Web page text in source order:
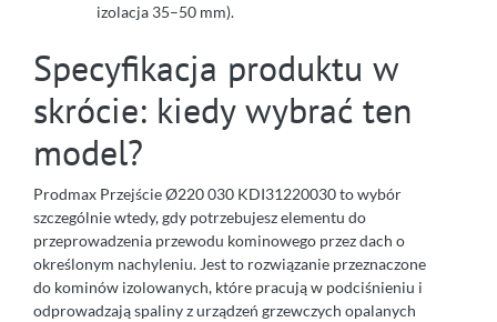
izolacja 35–50 mm).
Specyfikacja produktu w
skrócie: kiedy wybrać ten
model?
Prodmax Przejście Ø220 030 KDI31220030 to wybór
szczególnie wtedy, gdy potrzebujesz elementu do
przeprowadzenia przewodu kominowego przez dach o
określonym nachyleniu. Jest to rozwiązanie przeznaczone
do kominów izolowanych, które pracują w podciśnieniu i
odprowadzają spaliny z urządzeń grzewczych opalanych